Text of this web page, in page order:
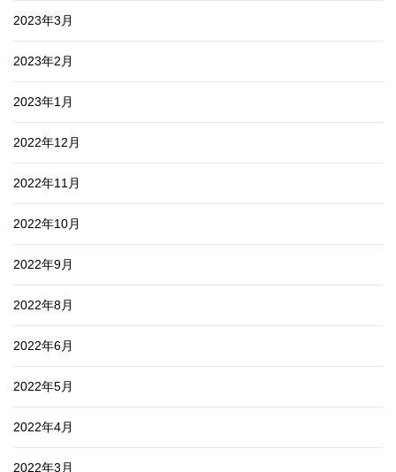
2023年3月
2023年2月
2023年1月
2022年12月
2022年11月
2022年10月
2022年9月
2022年8月
2022年6月
2022年5月
2022年4月
2022年3月